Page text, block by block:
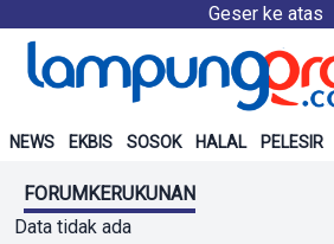
Geser ke atas
NEWS EKBIS SOSOK HALAL PELESIR
FORUMKERUKUNAN
Data tidak ada